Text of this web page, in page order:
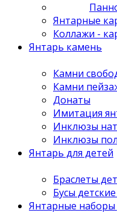
Янтарные
Коллажи -
Янтарь камень
Камни
Камни
Донаты
Имитация
Инклюзы
Инклюзы
Янтарь для детей
Браслеты
Бусы
Янтарные наборы